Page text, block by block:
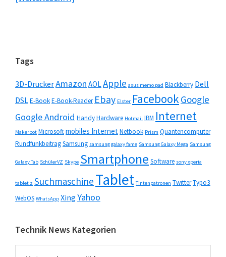
Seitenspalte
Tags
3D-DruckerAmazon AOLApple asus memo pad Blackberry Dell
DSLE-BookE-Book-Reader Ebay Elster FacebookGoogle
Google Android HandyHardware Hotmail IBM Internet
Makerbot Microsoftmobiles InternetNetbook Prism Quantencomputer
RundfunkbeitragSamsung samsung galaxy fame Samsung Galaxy Mega Samsung
Galaxy Tab SchülerVZ Skype Smartphone Software sony xperia
tablet z Suchmaschine Tablet Tintenpatronen TwitterTypo3
WebOS WhatsApp XingYahoo
Technik News Kategorien